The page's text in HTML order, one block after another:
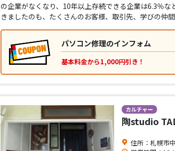
の企業がなくなり、10年以上存続できる企業は6.3％
きましたのも、たくさんのお客様、取引先、学びの
パソコン修理のインフォム
基本料金から1,000円引き！
カルチャー
陶studio
住所：札幌市